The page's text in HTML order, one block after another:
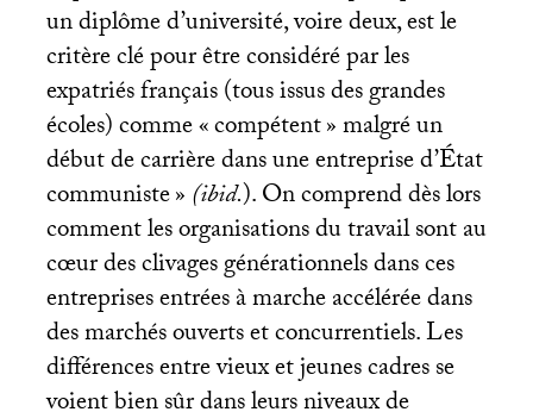
un diplôme d’université, voire deux, est le
critère clé pour être considéré par les
expatriés français (tous issus des grandes
écoles) comme «compétent» malgré un
début de carrière dans une entreprise d’État
communiste»(ibid.). On comprend dès lors
comment les organisations du travail sont au
cœur des clivages générationnels dans ces
entreprises entrées à marche accélérée dans
des marchés ouverts et concurrentiels. Les
différences entre vieux et jeunes cadres se